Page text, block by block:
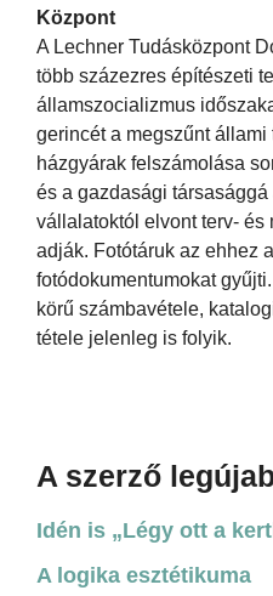
Központ
A Lechner Tudásközpont
több százezres építészeti
államszocializmus
gerincét a megszűnt állami
házgyárak felszámolása
és a gazdasági
vállalatoktól elvont terv- és
adják. Fotótáruk az ehhez
fotódokumentumokat
körű számbavétele,
tétele jelenleg is folyik.
A szerző
Idén is „Légy ott a
A logika esztétikuma